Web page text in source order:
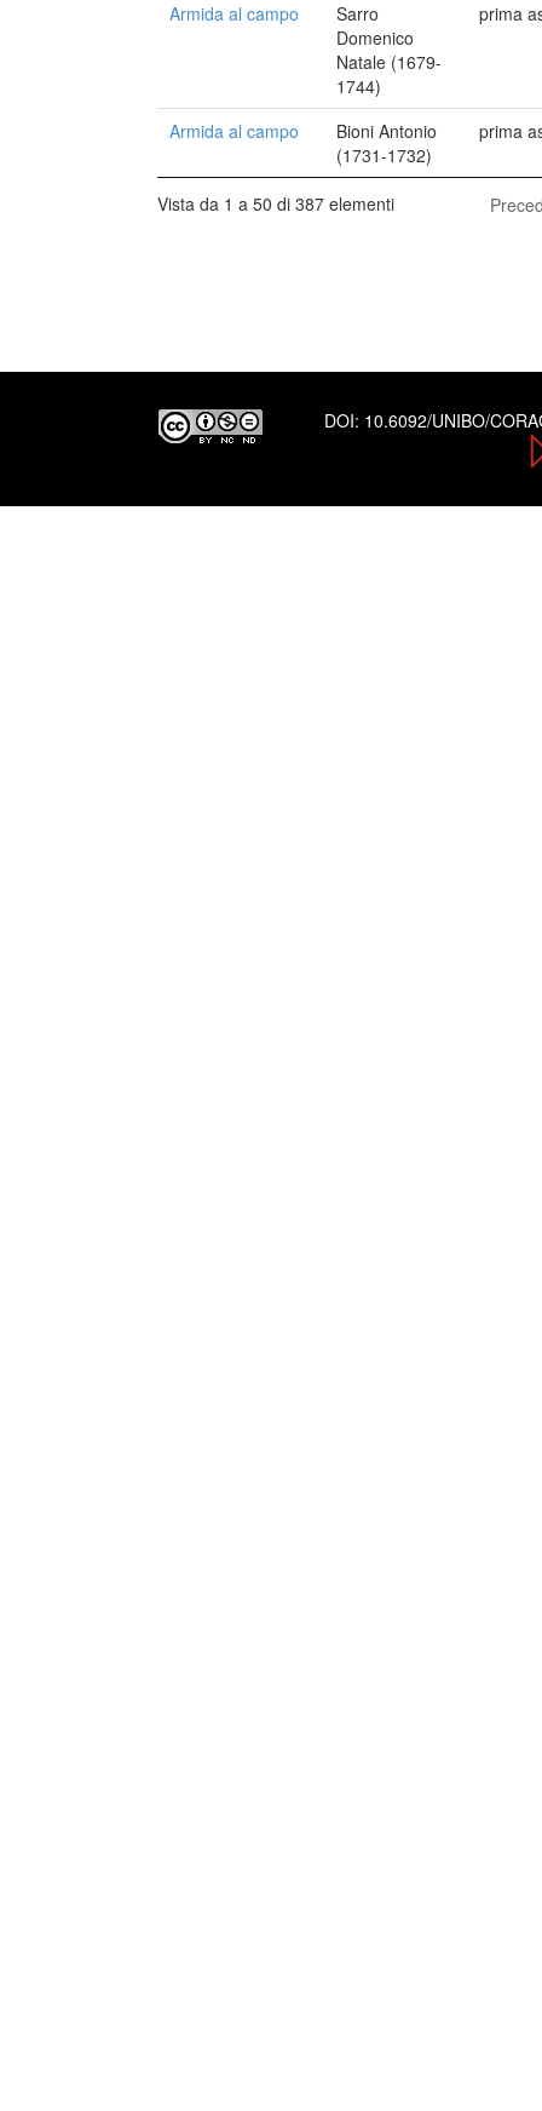
Armida al campo
Sarro
Domenico
Natale (1679-
1744)
prima
Armida al campo
Bioni Antonio
(1731-1732)
prima
Vista da 1 a 50 di 387 elementi
DOI: 10.6092/UNIBO/